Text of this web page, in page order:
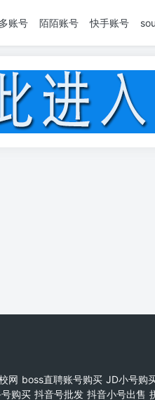
账号 陌陌账号 快手账号
网 boss直聘账号购买 JD小号购
购买 抖音号批发 抖音小号出售